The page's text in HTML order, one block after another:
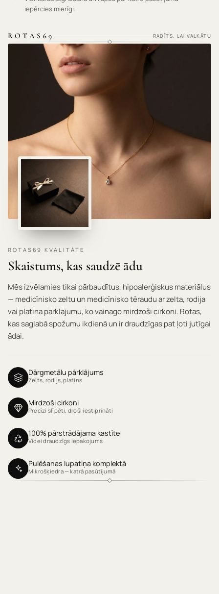
iepērcies mierīgi.
ROTAS69 RADĪTS, LAI VALKĀTU
HIPOALERĢISKI MATERIĀLI · NEKAIRINA ĀDU ·
ROTAS69 KVALITĀTE
Skaistums, kas saudzē ādu
Mēs izvēlamies tikai pārbaudītus, hipoalerģiskus materiālus
— medicīnisko zeltu un medicīnisko tēraudu ar zelta, rodija
vai platīna pārklājumu, ko vainago mirdzoši cirkoni. Rotas,
kas saglabā spožumu ikdienā un ir draudzīgas pat ļoti jutīgai
ādai.
Dārgmetālu pārklājums
Zelts, rodijs, platīns
Mirdzoši cirkoni
Precīzi slīpēti, droši iestiprināti
100% pārstrādājama kastīte
Videi draudzīgs iepakojums
Pulēšanas lupatiņa komplektā
Mikrošķiedra — katrā pasūtījumā